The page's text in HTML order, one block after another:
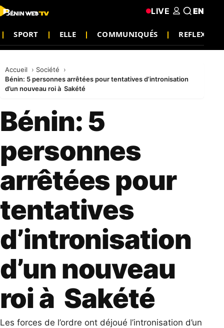
SPORT ELLE COMMUNIQUÉS REFLEXION
LIVE EN
Accueil
Société
Bénin: 5 personnes arrêtées pour tentatives d’intronisation
d’un nouveau roi à Sakété
Bénin: 5
personnes
arrêtées pour
tentatives
d’intronisation
d’un nouveau
roi à Sakété
Les forces de l’ordre ont déjoué l’intronisation d’un